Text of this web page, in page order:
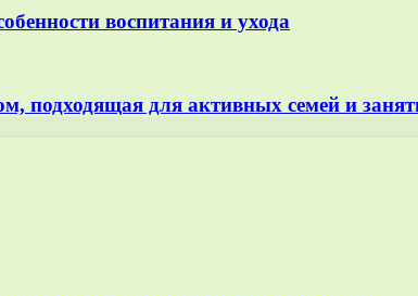
воспитания и ухода
подходящая для активных семей и